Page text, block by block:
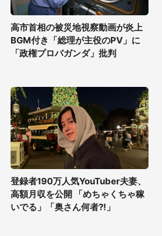
高市首相の被災地視察動画が炎上
BGM付き「総理が主役のPV」に
「政権プロパガンダ」批判
登録者190万人気YouTuber夫妻、
高額月収を公開 「めちゃくちゃ稼
いでる」「奥さん何者?!」